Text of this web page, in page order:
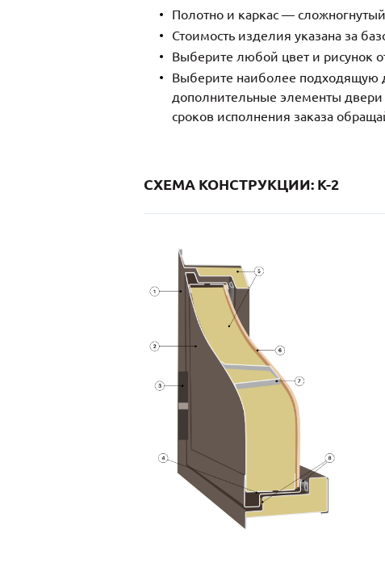
Полотно и каркас —
Стоимость изделия указана за
Выберите любой цвет и рисунок
Выберите наиболее подходящую
дополнительные элементы двери
сроков исполнения заказа
СХЕМА КОНСТРУКЦИИ: K-2